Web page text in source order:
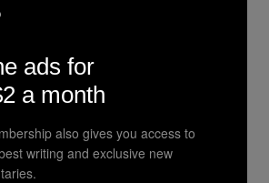
ads for
a month
also gives you access to
writing and exclusive new